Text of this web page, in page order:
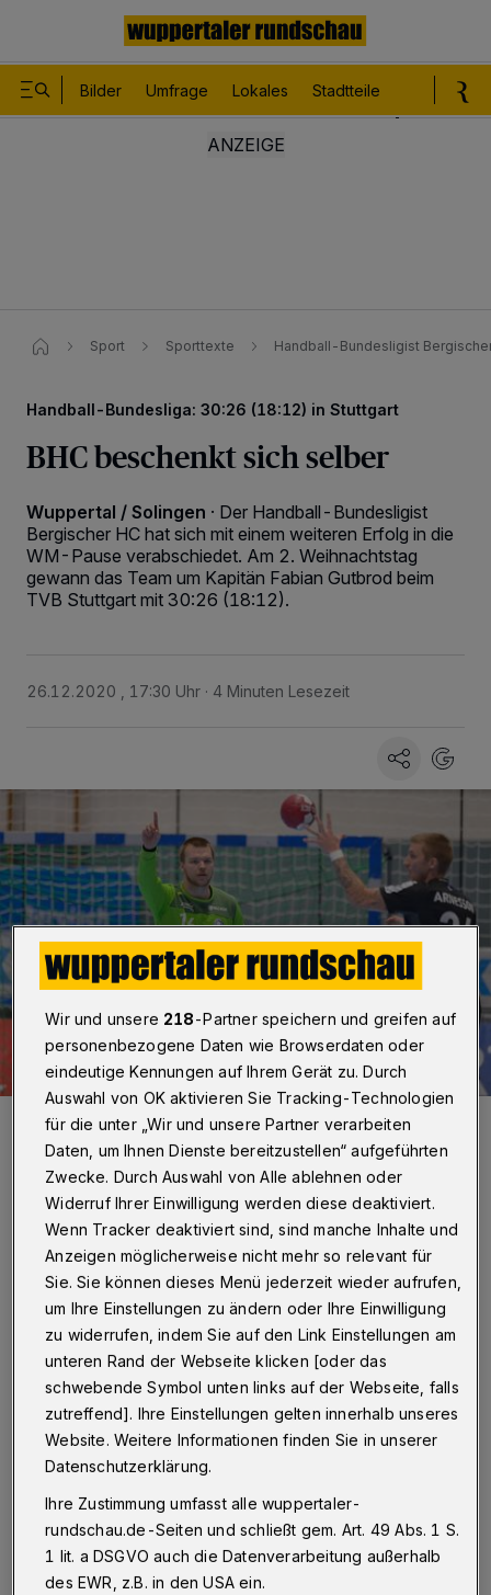
Bilder Umfrage Lokales Stadtteile
Sport Sporttexte Handball-Bundesligist
Handball-Bundesliga: 30:26 (18:12) in Stuttgart
BHC beschenkt sich selber
Wuppertal / Solingen · Der Handball-Bundesligist
Bergischer HC hat sich mit einem weiteren Erfolg in die
WM-Pause verabschiedet. Am 2. Weihnachtstag
gewann das Team um Kapitän Fabian Gutbrod beim
TVB Stuttgart mit 30:26 (18:12).
26.12.2020 , 17:30 Uhr 4 Minuten Lesezeit
Tomas Mrkva (li.) und Linus Arnesson.
Von Jörn Koldehoff und Roderich Trapp
E rneut musste Trainer Hinze auf
Fontaine, Weck und Szücs verzichten.
Die Partie begann ausgeglichen. Nach zehn
Minuten stand es 6:6. Dann aber folgte,
gestützt auf einen starken Rudeck zwischen
den Pfosten, ein Fünf-Tore-Lauf des BHC zum
11:6 (16.). Die Führung hielt. Gunnarsson
versenkte per Aufsetzer zum 13:8 (20.), Stutzke
Wir und unsere 218-Partner speichern und greifen auf
personenbezogene Daten wie Browserdaten oder
eindeutige Kennungen auf Ihrem Gerät zu. Durch
Auswahl von OK aktivieren Sie Tracking-Technologien
für die unter „Wir und unsere Partner verarbeiten
Daten, um Ihnen Dienste bereitzustellen“ aufgeführten
Zwecke. Durch Auswahl von Alle ablehnen oder
Widerruf Ihrer Einwilligung werden diese deaktiviert.
Wenn Tracker deaktiviert sind, sind manche Inhalte und
Anzeigen möglicherweise nicht mehr so relevant für
Sie. Sie können dieses Menü jederzeit wieder aufrufen,
um Ihre Einstellungen zu ändern oder Ihre Einwilligung
zu widerrufen, indem Sie auf den Link Einstellungen am
unteren Rand der Webseite klicken [oder das
schwebende Symbol unten links auf der Webseite, falls
zutreffend]. Ihre Einstellungen gelten innerhalb unseres
Website. Weitere Informationen finden Sie in unserer
Datenschutzerklärung.
Ihre Zustimmung umfasst alle wuppertaler-
rundschau.de-Seiten und schließt gem. Art. 49 Abs. 1 S.
1 lit. a DSGVO auch die Datenverarbeitung außerhalb
des EWR, z.B. in den USA ein.